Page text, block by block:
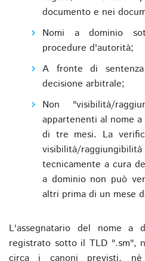
documento e nei
Nomi a dominio
procedure d'autorità;
A fronte di
decisione arbitrale;
Non "visibilità/
appartenenti al nome
di tre mesi. La
visibilità/
tecnicamente a cura
a dominio non può
altri prima di un mese
L'assegnatario del nome a
registrato sotto il TLD ".sm",